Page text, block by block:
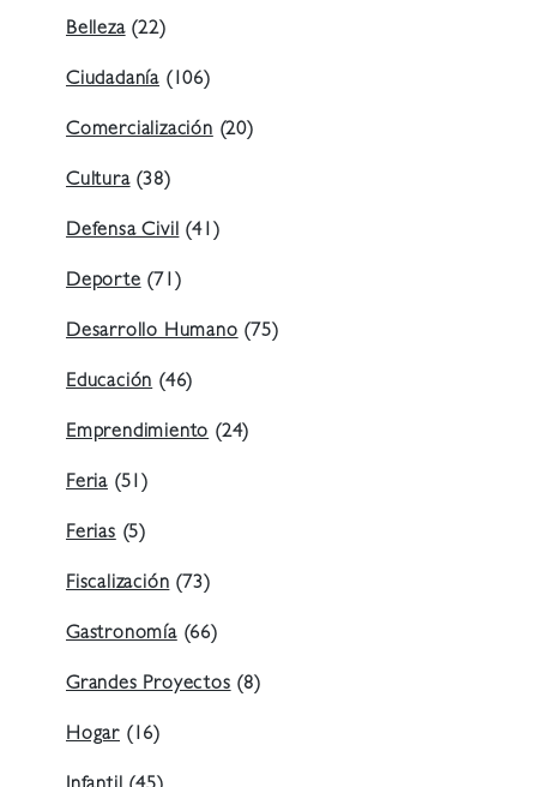
Belleza(22)
Ciudadanía (106)
Comercialización (20)
Cultura(38)
Defensa Civil (41)
Deporte (71)
Desarrollo Humano (75)
Educación (46)
Emprendimiento (24)
Feria (51)
Ferias (5)
Fiscalización (73)
Gastronomía(66)
Grandes Proyectos (8)
Hogar (16)